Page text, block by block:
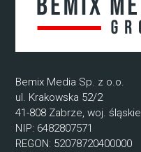
Bemix Media Sp. z o.o.
ul. Krakowska 52/2
41-808 Zabrze, woj. śląskie
NIP: 6482807571
REGON: 52078720400000